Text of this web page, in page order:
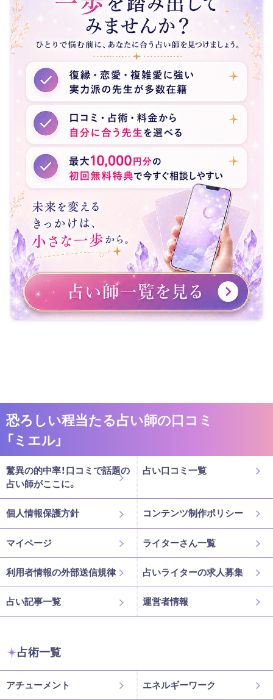
恐ろしい程当たる占い師の口コミ
「ミエル」
驚異の的中率！口コミで話題の
占い師がここに。
占い口コミ一覧
個人情報保護方針 コンテンツ制作ポリシー
マイページ ライターさん一覧
利用者情報の外部送信規律 占いライターの求人募集
占い記事一覧 運営者情報
占術一覧
アチューメント エネルギーワーク